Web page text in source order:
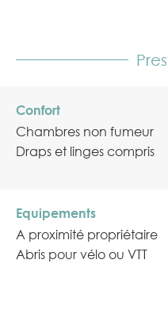
Confort
Chambres non fumeur
Draps et linges compris
Equipements
A proximité propriétaire
Abris pour vélo ou VTT